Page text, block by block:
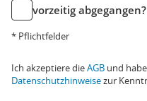
vorzeitig abgegangen?
* Pflichtfelder
Ich akzeptiere dieAGB und
Datenschutzhinweisezur